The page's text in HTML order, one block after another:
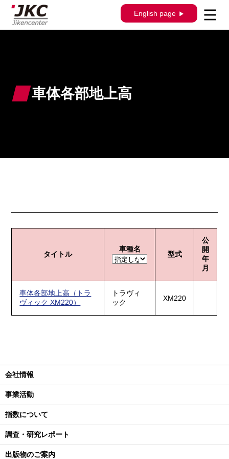
English page
車体各部地上高
タイトル
車種名
型式
公
開
年
月
車体各部地上高（トラ
ヴィック XM220）
トラヴィ
ック
XM220
会社情報
事業活動
指数について
調査・研究レポート
出版物のご案内